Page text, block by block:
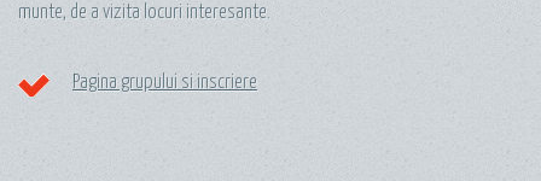
munte, de a vizita locuri interesante.
Pagina grupului si inscriere